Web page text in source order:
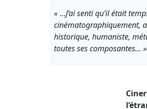
« …J’ai senti qu’il était
cinématographiquement,
historique, humaniste,
toutes ses composantes… »